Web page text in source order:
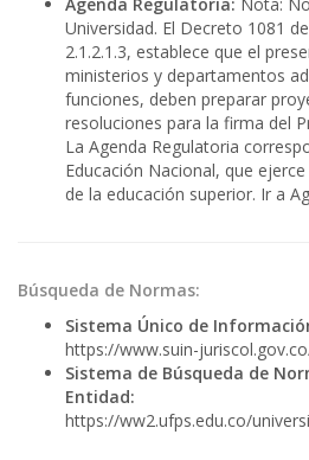
Universidad. El Decreto 1081
2.1.2.1.3, establece que el
ministerios y departamentos
funciones, deben preparar
resoluciones para la firma del
La Agenda Regulatoria
Educación Nacional, que
de la educación superior. Ir a
Búsqueda de Normas:
Sistema Único de
https://www.suin-
Sistema de Búsqueda de
Entidad:
https://ww2.ufps.edu.co/